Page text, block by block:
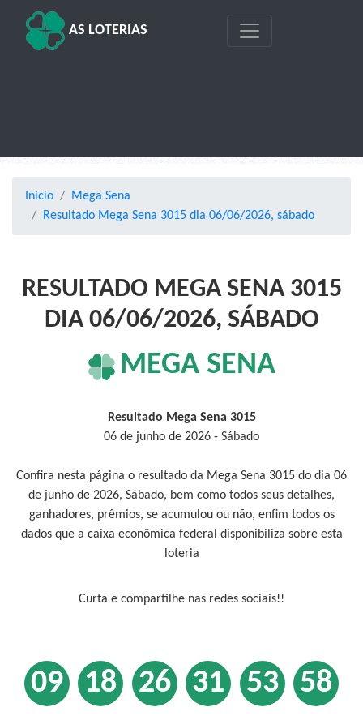
AS LOTERIAS
Início
Mega Sena
Resultado Mega Sena 3015 dia 06/06/2026, sábado
RESULTADO MEGA SENA 3015
DIA 06/06/2026, SÁBADO
MEGA SENA
Resultado Mega Sena 3015
06 de junho de 2026 - Sábado
Confira nesta página o resultado da Mega Sena 3015 do dia 06
de junho de 2026, Sábado, bem como todos seus detalhes,
ganhadores, prêmios, se acumulou ou não, enfim todos os
dados que a caixa econômica federal disponibiliza sobre esta
loteria
Curta e compartilhe nas redes sociais!!
09 18 26 31 53 58